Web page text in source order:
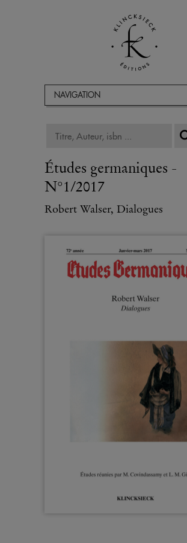
NAVIGATION
Études germaniques -
N°1/2017
Robert Walser, Dialogues